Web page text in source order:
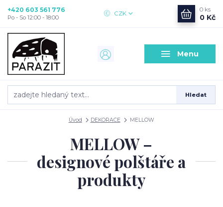
Menu
CZK
Hledat
+420 603 561 776
Po - So 12:00 - 18:00
0 ks
0 Kč
Úvod DEKORACE MELLOW
MELLOW –
designové polštáře a
produkty